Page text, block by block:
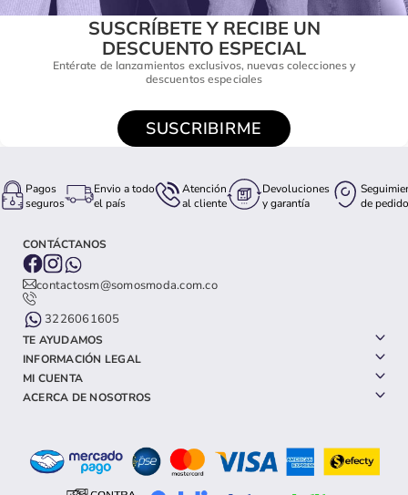
SUSCRÍBETE Y RECIBE UN
DESCUENTO ESPECIAL
Entérate de lanzamientos exclusivos, nuevas colecciones y
descuentos especiales
SUSCRIBIRME
Pagos
seguros
Envio a todo
el país
Atención
al cliente
Devoluciones
y garantía
de pedido
CONTÁCTANOS
contactosm@somosmoda.com.co
3226061605
TE AYUDAMOS
INFORMACIÓN LEGAL
MI CUENTA
ACERCA DE NOSOTROS